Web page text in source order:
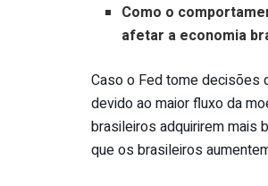
Como o
afetar a economia
Caso o Fed tome decisões
devido ao maior fluxo da
brasileiros adquirirem mais
que os brasileiros